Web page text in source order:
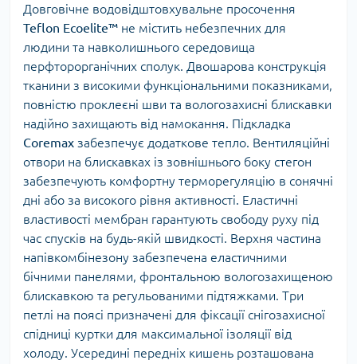
Довговічне водовідштовхувальне просочення
Teflon Ecoelite™ не містить небезпечних для
людини та навколишнього середовища
перфторорганічних сполук. Двошарова конструкція
тканини з високими функціональними показниками,
повністю проклеєні шви та вологозахисні блискавки
надійно захищають від намокання. Підкладка
Coremax забезпечує додаткове тепло. Вентиляційні
отвори на блискавках із зовнішнього боку стегон
забезпечують комфортну терморегуляцію в сонячні
дні або за високого рівня активності. Еластичні
властивості мембран гарантують свободу руху під
час спусків на будь-якій швидкості. Верхня частина
напівкомбінезону забезпечена еластичними
бічними панелями, фронтальною вологозахищеною
блискавкою та регульованими підтяжками. Три
петлі на поясі призначені для фіксації снігозахисної
спідниці куртки для максимальної ізоляції від
холоду. Усередині передніх кишень розташована